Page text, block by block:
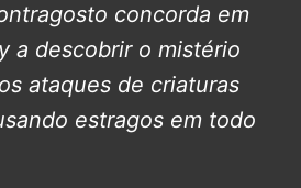
concorda em
a descobrir o mistério
ataques de criaturas
estragos em todo